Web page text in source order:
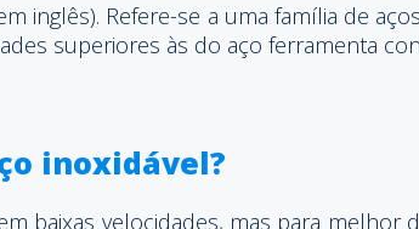
inglês). Refere-se a uma família de
superiores às do aço ferramenta
inoxidável?
baixas velocidades, mas para